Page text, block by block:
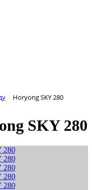
Horyong SKY 280
SKY 280